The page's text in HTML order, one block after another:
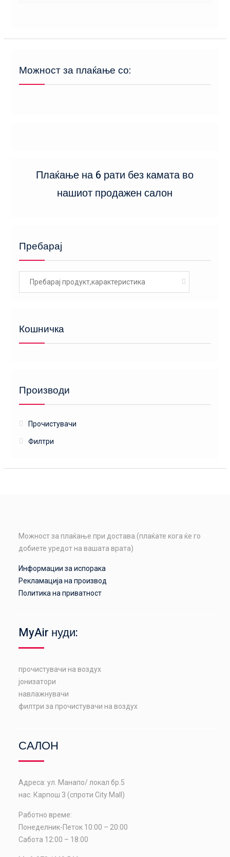
Можност за плаќање со:
Плаќање на 6 рати без камата во
нашиот продажен салон
Пребарај
Search
Кошничка
Производи
Прочистувачи
Филтри
Можност за плаќање при достава.(плаќате кога ќе го
добиете уредот на вашата врата)
Информации за испорака
Рекламација на производ
Политика на приватност
MyAir нуди:
прочистувачи на воздух
јонизатори
навлажнувачи
филтри за прочистувачи на воздух
САЛОН
Адреса: ул. Манапо/ локал бр.5
нас. Карпош 3 (спроти City Mall)
Работно време:
Понеделник-Петок 10:00 – 20:00
Сабота 12:00 – 18:00